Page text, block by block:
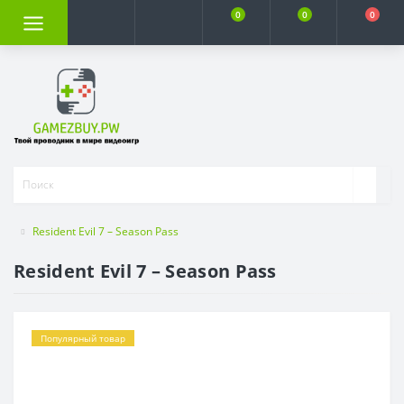
0 0 0
Resident Evil 7 – Season Pass
Resident Evil 7 – Season Pass
Популярный товар